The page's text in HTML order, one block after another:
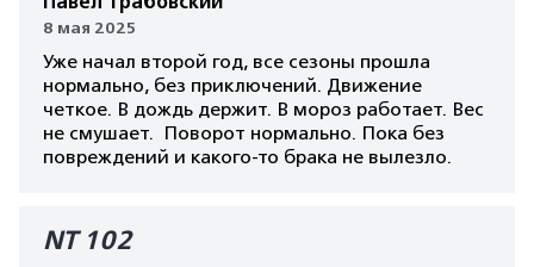
8 мая 2025
Уже начал второй год, все сезоны прошла
нормально, без приключений. Движение
четкое. В дождь держит. В мороз работает. Вес
не смушает. Поворот нормально. Пока без
повреждений и какого-то брака не вылезло.
NT 102